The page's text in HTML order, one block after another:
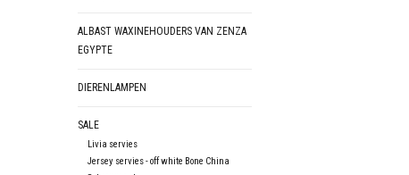
ALBAST WAXINEHOUDERS VAN ZENZA
EGYPTE
DIERENLAMPEN
SALE
Livia servies
Jersey servies - off white Bone China